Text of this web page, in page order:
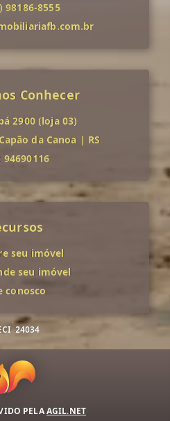
98186-8555
Conhecer
2900 (loja 03)
da Canoa | RS
94690116
seu imóvel
seu imóvel
conosco
24034
PELAAGIL.NET